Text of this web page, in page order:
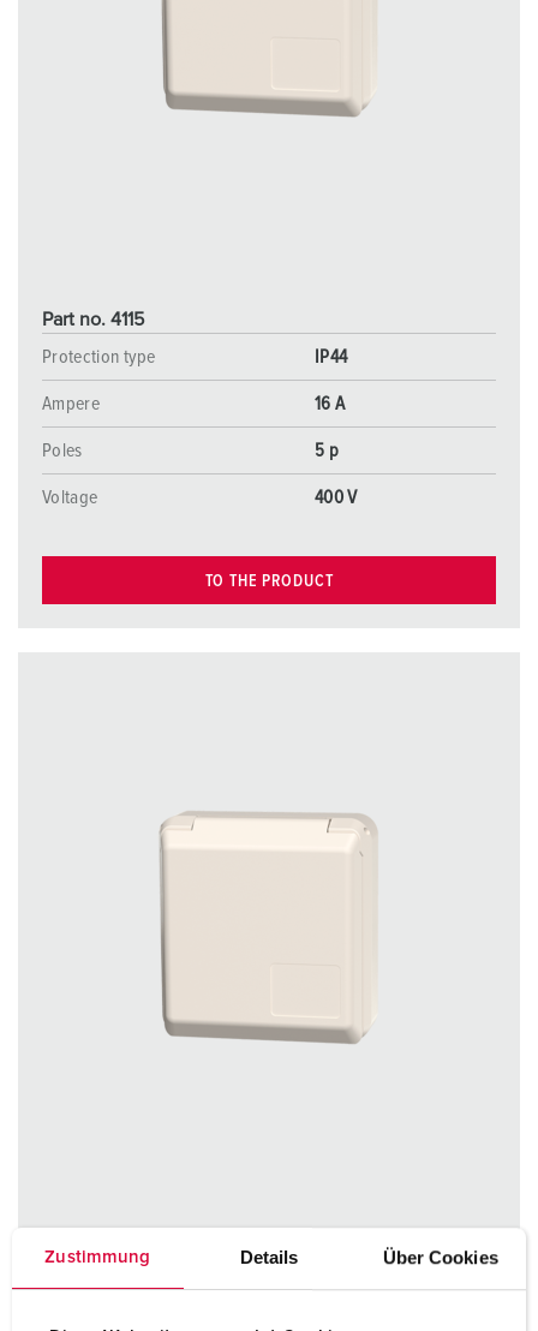
Zustimmung Details Über Cookies
Part no. 4115
Protection type
IP44
Ampere 16 A
Poles 5 p
Voltage 400 V
TO THE PRODUCT